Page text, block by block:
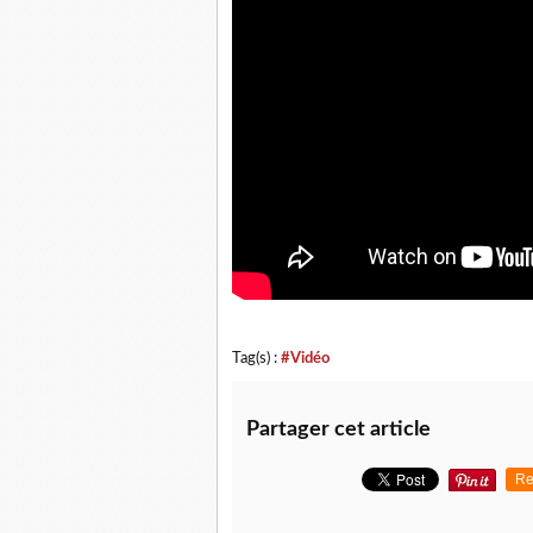
Tag(s) : #Vidéo
Partager cet article